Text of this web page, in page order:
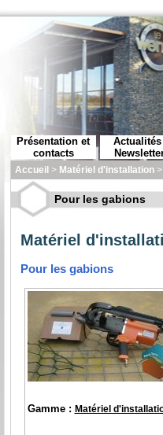
Présentation et
contacts
Actualités
Accueil > Matériel d'installation
Pour les gabions
Matériel
Pour les gabions
Gamme : Matériel